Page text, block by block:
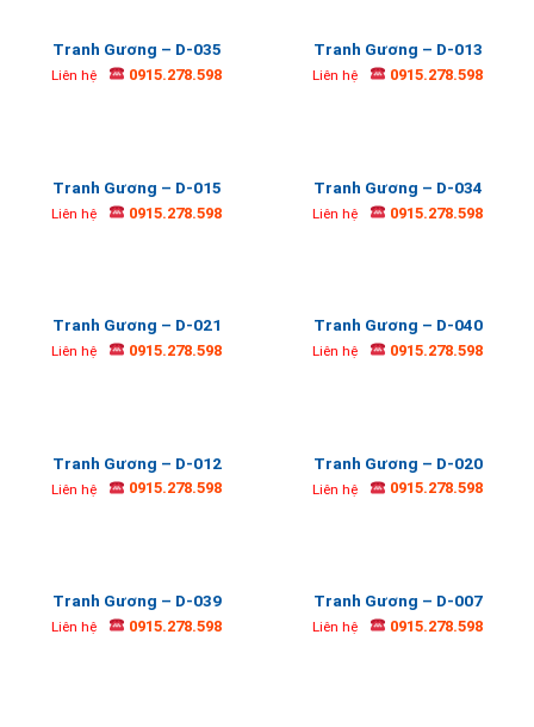
Tranh Gương – D-035
Liên hệ 0915.278.598
Tranh Gương – D-013
Liên hệ 0915.278.598
Tranh Gương – D-015
Liên hệ 0915.278.598
Tranh Gương – D-034
Liên hệ 0915.278.598
Tranh Gương – D-021
Liên hệ 0915.278.598
Tranh Gương – D-040
Liên hệ 0915.278.598
Tranh Gương – D-012
Liên hệ 0915.278.598
Tranh Gương – D-020
Liên hệ 0915.278.598
Tranh Gương – D-039
Liên hệ 0915.278.598
Tranh Gương – D-007
Liên hệ 0915.278.598